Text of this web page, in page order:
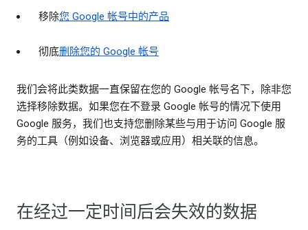
移除您 Google 帐号中的产品
彻底删除您的 Google 帐号
我们会将此类数据一直保留在您的 Google 帐号名下，除非您
选择移除数据。如果您在不登录 Google 帐号的情况下使用
Google 服务，我们也支持您删除某些与用于访问 Google 服
务的工具（例如设备、浏览器或应用）相关联的信息。
在经过一定时间后会失效的数据